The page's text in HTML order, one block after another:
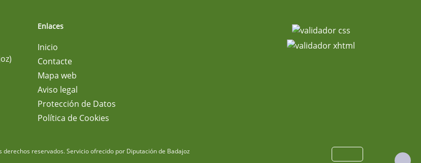
Enlaces
Inicio
Contacte
Mapa web
Aviso legal
Protección de Datos
Política de Cookies
derechos reservados.Servicio ofrecido por Diputación de Badajoz